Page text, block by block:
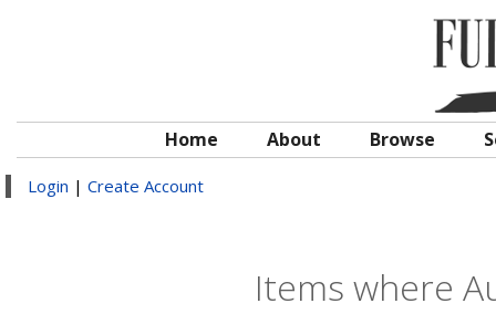
Home About Browse
Login | Create Account
Items where